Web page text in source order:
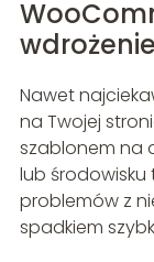
Nawet
na Twojej
szablonem na
lub środowisku
problemów z
spadkiem